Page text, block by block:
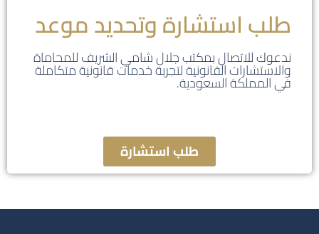
طلب استشارة وتحديد موعد
ندعوك للاتصال بمكتب جلال شامي الشريف للمحاماة
والاستشارات القانونية لتجربة خدمات قانونية متكاملة
في المملكة السعودية.
طلب استشارة